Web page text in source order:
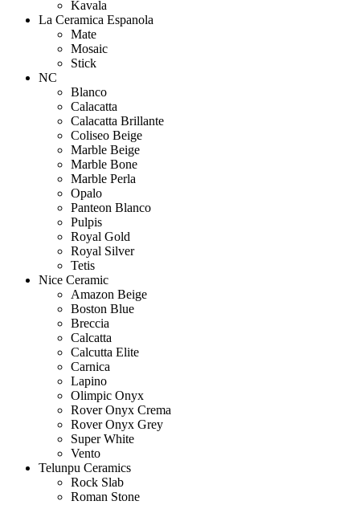
Kavala
La Ceramica Espanola
Mate
Mosaic
Stick
NC
Blanco
Calacatta
Calacatta Brillante
Coliseo Beige
Marble Beige
Marble Bone
Marble Perla
Opalo
Panteon Blanco
Pulpis
Royal Gold
Royal Silver
Tetis
Nice Ceramic
Amazon Beige
Boston Blue
Breccia
Calcatta
Calcutta Elite
Carnica
Lapino
Olimpic Onyx
Rover Onyx Crema
Rover Onyx Grey
Super White
Vento
Telunpu Ceramics
Rock Slab
Roman Stone